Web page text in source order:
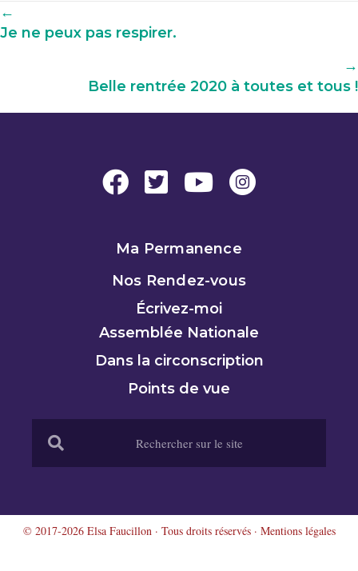
Navigation
parmi
←
Je ne peux pas respirer.
→
Belle rentrée 2020 à toutes et tous !
Ma Permanence
Nos Rendez-vous
Écrivez-moi
Assemblée Nationale
Dans la circonscription
Points de vue
© 2017-2026 Elsa Faucillon · Tous droits réservés · Mentions légales